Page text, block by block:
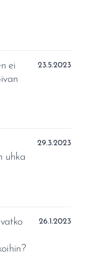
ei
Julkaistu:
23.5.2023
uhka
Julkaistu:
29.3.2023
Julkaistu:
26.1.2023